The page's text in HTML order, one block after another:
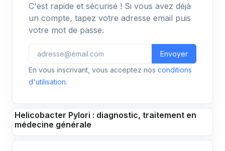
C'est rapide et sécurisé ! Si vous avez déjà
un compte, tapez votre adresse email puis
votre mot de passe.
Envoyer
En vous inscrivant, vous acceptez nos conditions
d'utilisation.
Helicobacter Pylori : diagnostic, traitement en
médecine générale